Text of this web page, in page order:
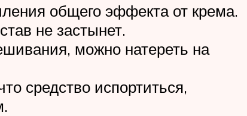
общего эффекта от крема.
не застынет.
можно натереть на
средство испортиться,